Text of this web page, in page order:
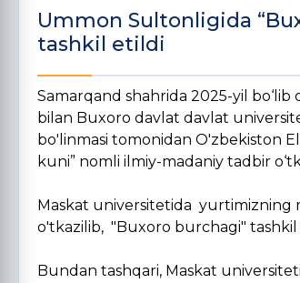
Ummon Sultonligida
tashkil etildi
Samarqand shahrida 2025-yil bo‘lib
bilan Buxoro davlat davlat
bo'linmasi tomonidan O'zbekiston
kuni” nomli ilmiy-madaniy tadbir
Maskat universitetida yurtimizning
o'tkazilib, "Buxoro burchagi" tashkil
Bundan tashqari, Maskat